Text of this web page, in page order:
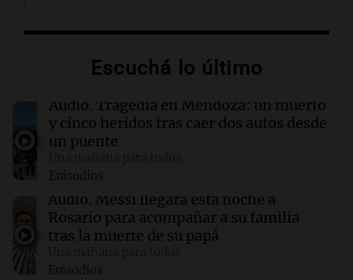
13:57 Una mañana para todos
heridos tras caer dos autos desde un puente
Sociedad
“Santa Fe te abraza”: el mensaje de Pullaro
tras la muerte de Jorge Messi
13:31 Una mañana para todos
Messi llegará esta noche a Rosario para
acompañar a su familia tras la muerte de su
papá
Escuchá lo último
Audio. Tragedia en Mendoza: un muerto
y cinco heridos tras caer dos autos desde
un puente
Episodios
Audio. Messi llegará esta noche a
Rosario para acompañar a su familia
tras la muerte de su papá
Episodios